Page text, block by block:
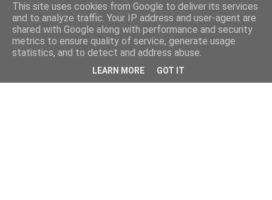
This site uses cookies from Google to deliver its services
and to analyze traffic. Your IP address and user-agent are
shared with Google along with performance and security
metrics to ensure quality of service, generate usage
statistics, and to detect and address abuse.
LEARN MORE GOT IT